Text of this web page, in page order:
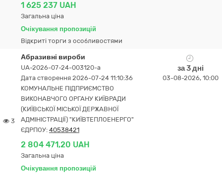
1 625 237 UAH
Загальна ціна
Очікування пропозицій
Відкриті торги з особливостями
3
Абразивні вироби
UA-2026-07-24-003120-a
Дата створення 2026-07-24 11:10:36
КОМУНАЛЬНЕ ПІДПРИЄМСТВО
ВИКОНАВЧОГО ОРГАНУ КИЇВРАДИ
(КИЇВСЬКОЇ МІСЬКОЇ ДЕРЖАВНОЇ
АДМІНІСТРАЦІЇ) "КИЇВТЕПЛОЕНЕРГО"
ЄДРПОУ: 40538421
2 804 471,20 UAH
Загальна ціна
Очікування пропозицій
за 3 дні
03-08-2026, 10:00